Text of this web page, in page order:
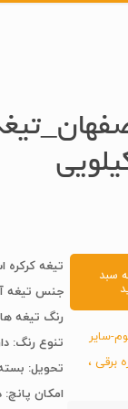
تیغه کرکره استاندارد
جنس تیغه
رنگ تیغه
تنوع رنگ:
تحویل: بسته به رنگ از 24
امکان پانچ:
سبد
سایر
برقی ،